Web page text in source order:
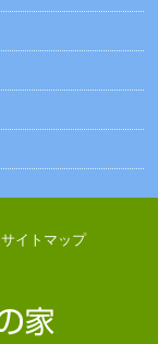
サイトマップ